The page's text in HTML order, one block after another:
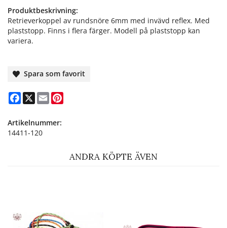
Produktbeskrivning:
Retrieverkoppel av rundsnöre 6mm med invävd reflex. Med
plaststopp. Finns i flera färger. Modell på plaststopp kan
variera.
Spara som favorit
Facebook
X Email
Artikelnummer:
14411-120
ANDRA KÖPTE ÄVEN